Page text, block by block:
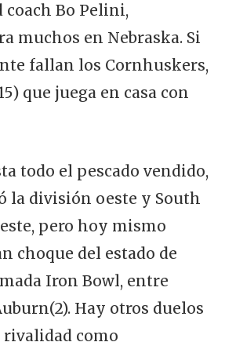
coach Bo Pelini,
muchos en Nebraska. Si
fallan los Cornhuskers,
que juega en casa con
todo el pescado vendido,
la división oeste y South
pero hoy mismo
choque del estado de
Iron Bowl, entre
Hay otros duelos
como